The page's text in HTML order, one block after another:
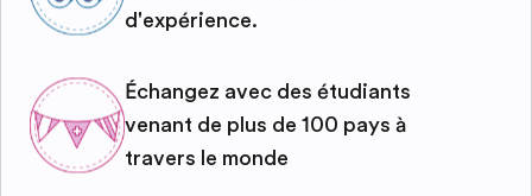
d'expérience.
Échangez avec des étudiants
venant de plus de 100 pays à
travers le monde